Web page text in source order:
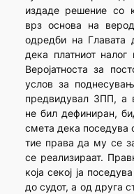
издаде решение со
врз основа на
одредби на Главата
дека платниот
Веројатноста за
услов за
предвидувал ЗПП, а
не бил дефиниран,
смета дека поседува
тие права да му се
се реализираат.
која секој ја
до судот, а од друга